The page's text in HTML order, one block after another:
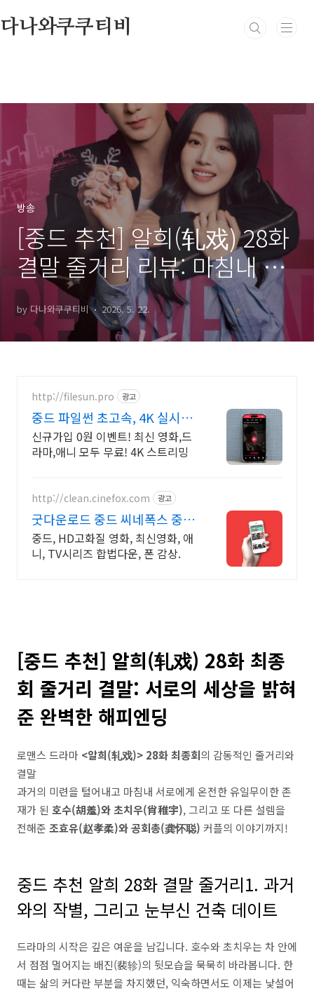
다나와쿠쿠티비
방송
[중드 추천] 알희(轧戏) 28화
결말 줄거리 리뷰: 마침내 완
성된 우리들의 완벽한 설계도
by 다나와쿠쿠티비 2026. 5. 22.
http://filesun.pro 광고
중드 파일썬 초고속, 4K 실시간
보기!
신규가입 0원 이벤트! 최신 영화,드
라마,애니 모두 무료! 4K 스트리밍
http://clean.cinefox.com 광고
굿다운로드 중드 씨네폭스 중드
일드 30%할인
중드, HD고화질 영화, 최신영화, 애
니, TV시리즈 합법다운, 폰 감상.
[중드 추천] 알희(轧戏) 28화 최종
회 줄거리 결말: 서로의 세상을 밝혀
준 완벽한 해피엔딩
로맨스 드라마 <알희(轧戏)> 28화 최종회의 감동적인 줄거리와
결말
과거의 미련을 털어내고 마침내 서로에게 온전한 유일무이한 존
재가 된 호수(胡羞)와 초치우(肖稚宇), 그리고 또 다른 설렘을
전해준 조효유(赵孝柔)와 공회총(龚怀聪) 커플의 이야기까지!
중드 추천 알희 28화 결말 줄거리1. 과거
와의 작별, 그리고 눈부신 건축 데이트
드라마의 시작은 깊은 여운을 남깁니다. 호수와 초치우는 차 안에
서 점점 멀어지는 배진(裴轸)의 뒷모습을 묵묵히 바라봅니다. 한
때는 삶의 커다란 부분을 차지했던, 익숙하면서도 이제는 낯설어